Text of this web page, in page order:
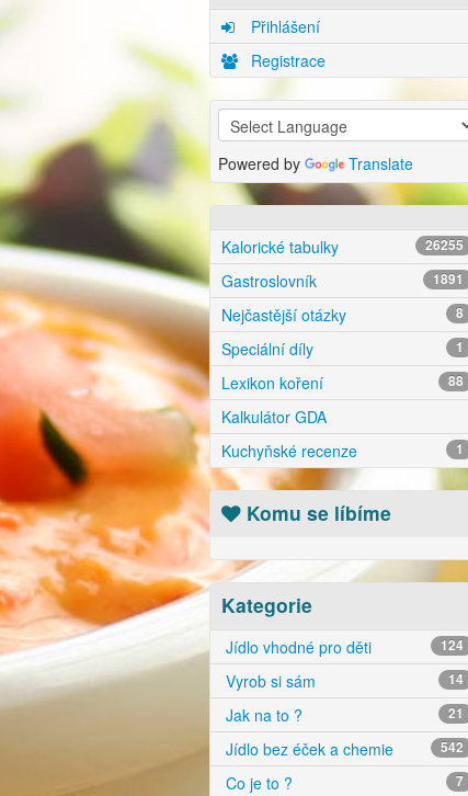
Přihlášení
Registrace
Powered by Translate
Kalorické tabulky 26255
Gastroslovník 1891
Nejčastější otázky 8
Speciální díly 1
Lexikon koření 88
Kalkulátor GDA
Kuchyňské recenze
1
Komu se líbíme
Kategorie
Jídlo vhodné pro děti 124
Vyrob si sám 14
Jak na to ? 21
Jídlo bez éček a chemie 542
Co je to ? 7